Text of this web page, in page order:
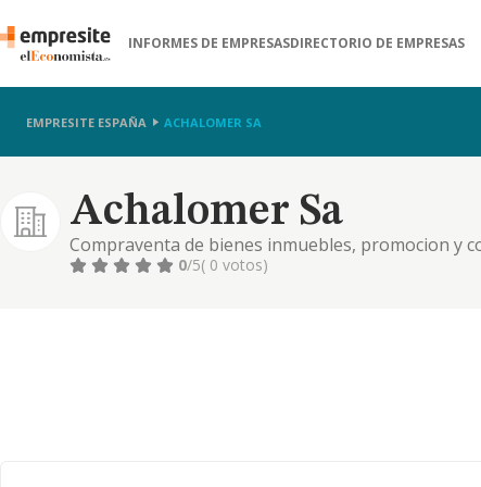
INFORMES DE EMPRESASDIRECTORIO DE EMPRESAS
EMPRESITE ESPAÑA ACHALOMER SA
Achalomer Sa
Compraventa de bienes inmuebles, promocion y
comerciales, viviendas
0/5( 0 votos)